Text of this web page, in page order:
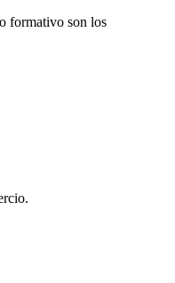
formativo son los